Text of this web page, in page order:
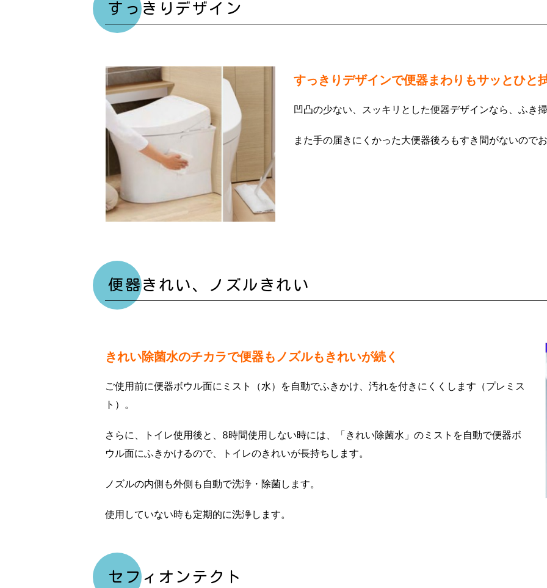
すっきりデザイン
すっきりデザインで便器まわりもサッとひと
凹凸の少ない、スッキリとした便器デザインなら、ふき
また手の届きにくかった大便器後ろもすき間がないので
便器きれい、ノズルきれい
きれい除菌水のチカラで便器もノズルもきれいが続く
ご使用前に便器ボウル面にミスト（水）を自動でふきかけ、汚れを付きにくくします（プレミス
ト）。
さらに、トイレ使用後と、8時間使用しない時には、「きれい除菌水」のミストを自動で便器ボ
ウル面にふきかけるので、トイレのきれいが長持ちします。
ノズルの内側も外側も自動で洗浄・除菌します。
使用していない時も定期的に洗浄します。
セフィオンテクト